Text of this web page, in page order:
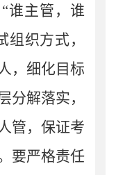
谁主管，谁
织方式，
，细化目标
分解落实，
管，保证考
要严格责任